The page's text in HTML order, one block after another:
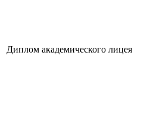
Диплом академического лицея